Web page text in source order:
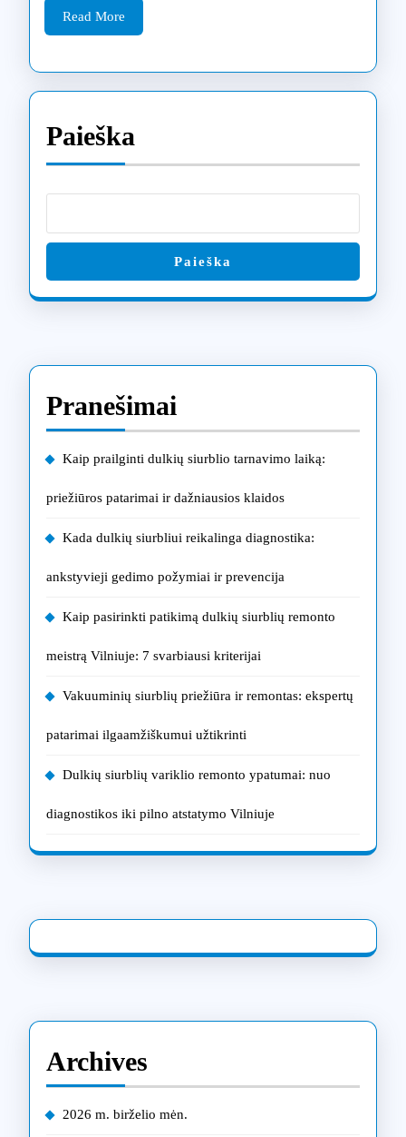
būdai
Read More
More
Paieška
Paieška
Pranešimai
Kaip prailginti dulkių siurblio tarnavimo laiką:
priežiūros patarimai ir dažniausios klaidos
Kada dulkių siurbliui reikalinga diagnostika:
ankstyvieji gedimo požymiai ir prevencija
Kaip pasirinkti patikimą dulkių siurblių remonto
meistrą Vilniuje: 7 svarbiausi kriterijai
Vakuuminių siurblių priežiūra ir remontas: ekspertų
patarimai ilgaamžiškumui užtikrinti
Dulkių siurblių variklio remonto ypatumai: nuo
diagnostikos iki pilno atstatymo Vilniuje
Archives
2026 m. birželio mėn.